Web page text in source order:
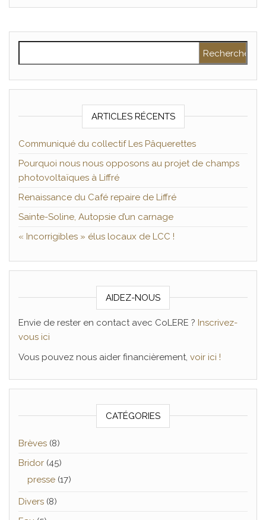
ARTICLES RÉCENTS
Communiqué du collectif Les Pâquerettes
Pourquoi nous nous opposons au projet de champs
photovoltaïques à Liffré
Renaissance du Café repaire de Liffré
Sainte-Soline, Autopsie d’un carnage
« Incorrigibles » élus locaux de LCC !
AIDEZ-NOUS
Envie de rester en contact avec CoLERE ? Inscrivez-
vous ici
Vous pouvez nous aider financièrement, voir ici !
CATÉGORIES
Brèves (8)
Bridor (45)
presse (17)
Divers (8)